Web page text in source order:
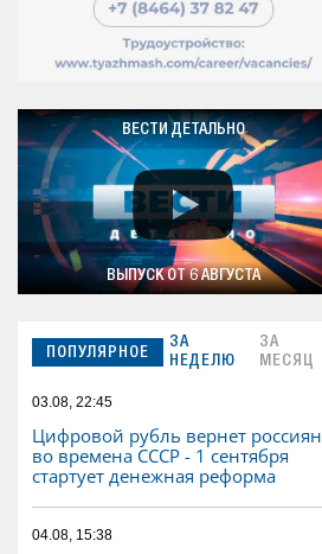
ВЕСТИ ДЕТАЛЬНО
ВЫПУСК ОТ 6 АВГУСТА
ПОПУЛЯРНОЕ
ЗА
НЕДЕЛЮ
ЗА
МЕСЯЦ
03.08, 22:45
Цифровой рубль вернет россиян
во времена СССР - 1 сентября
стартует денежная реформа
04.08, 15:38